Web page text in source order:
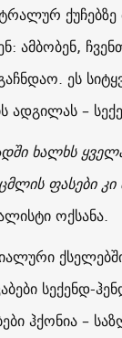
ქუჩებზე
ამბობენ,
ეს
ადგილას –
ხალხს
ფასები კი
ოქსანა.
სექენდ-
ჰქონია –